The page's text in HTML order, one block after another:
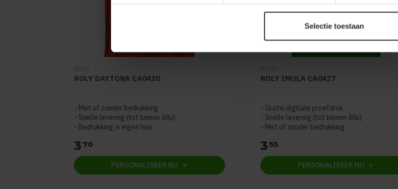
Selectie toestaan
ROLY DAYTONA CA0420
Met of zonder bedrukking
Snelle levering (tot binnen 48u)
Bedrukking in eigen huis
3 70
PERSONALISEER NU
ROLY IMOLA CA0427
Gratis digitale proefdruk
Snelle levering (tot binnen 48u)
Met of zonder bedrukking
3 55
PERSONALISEER NU